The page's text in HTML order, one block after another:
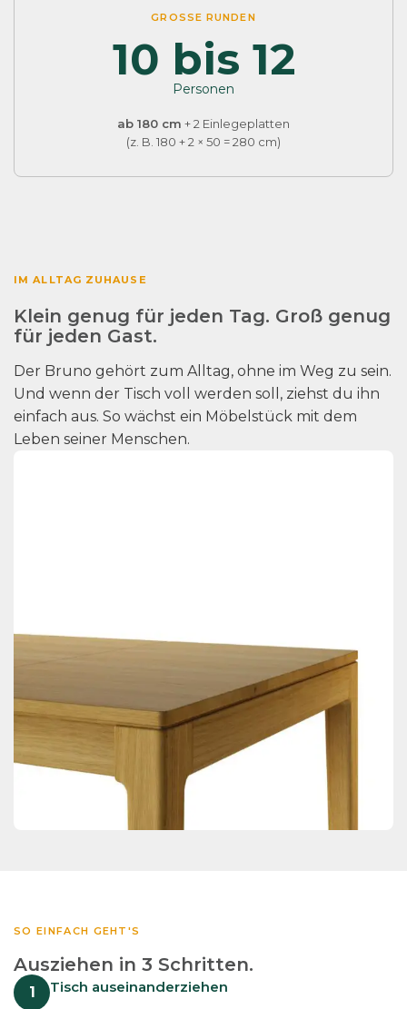
GROSSE RUNDEN
10 bis 12
Personen
ab 180 cm + 2 Einlegeplatten
(z. B. 180 + 2 × 50 = 280 cm)
IM ALLTAG ZUHAUSE
Klein genug für jeden Tag. Groß genug
für jeden Gast.
Der Bruno gehört zum Alltag, ohne im Weg zu sein.
Und wenn der Tisch voll werden soll, ziehst du ihn
einfach aus. So wächst ein Möbelstück mit dem
Leben seiner Menschen.
SO EINFACH GEHT'S
Ausziehen in 3 Schritten.
1 Tisch auseinanderziehen